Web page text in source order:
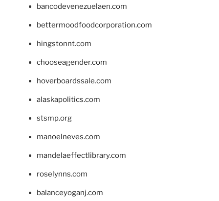
bancodevenezuelaen.com
bettermoodfoodcorporation.com
hingstonnt.com
chooseagender.com
hoverboardssale.com
alaskapolitics.com
stsmp.org
manoelneves.com
mandelaeffectlibrary.com
roselynns.com
balanceyoganj.com